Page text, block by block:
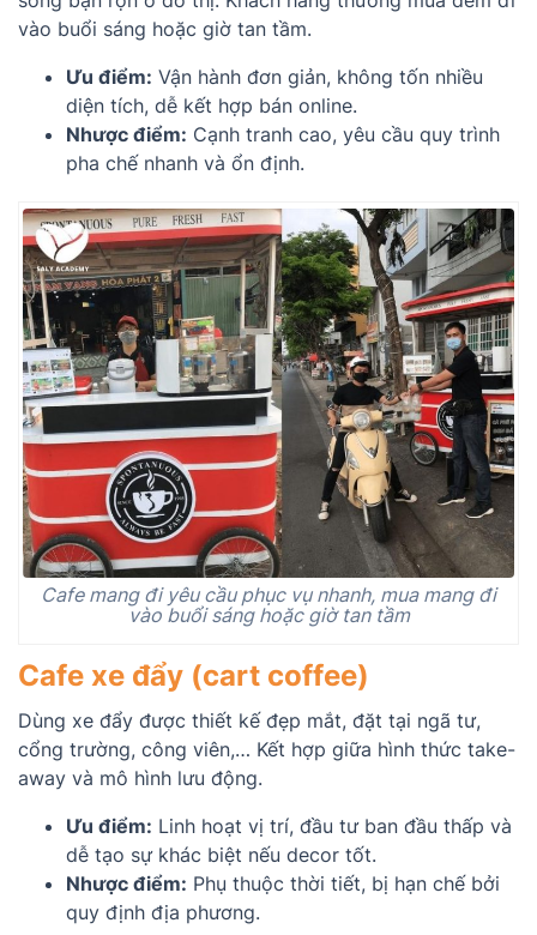
vào buổi sáng hoặc giờ tan tầm.
Ưu điểm: Vận hành đơn giản, không tốn nhiều
diện tích, dễ kết hợp bán online.
Nhược điểm: Cạnh tranh cao, yêu cầu quy trình
pha chế nhanh và ổn định.
Cafe mang đi yêu cầu phục vụ nhanh, mua mang đi
vào buổi sáng hoặc giờ tan tầm
Cafe xe đẩy (cart coffee)
Dùng xe đẩy được thiết kế đẹp mắt, đặt tại ngã tư,
cổng trường, công viên,… Kết hợp giữa hình thức take-
away và mô hình lưu động.
Ưu điểm: Linh hoạt vị trí, đầu tư ban đầu thấp và
dễ tạo sự khác biệt nếu decor tốt.
Nhược điểm: Phụ thuộc thời tiết, bị hạn chế bởi
quy định địa phương.